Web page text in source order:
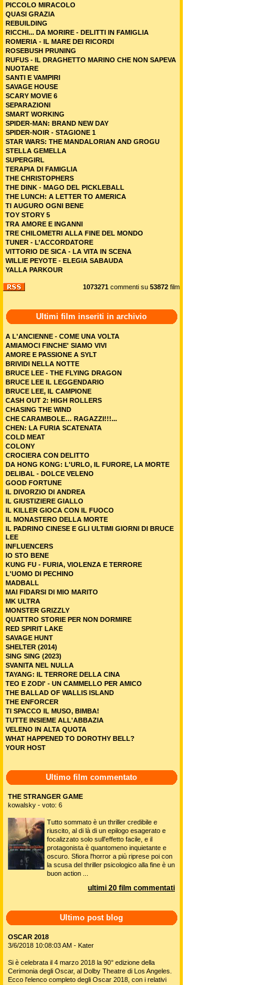
PICCOLO MIRACOLO
QUASI GRAZIA
REBUILDING
RICCHI... DA MORIRE - DELITTI IN FAMIGLIA
ROMERIA - IL MARE DEI RICORDI
ROSEBUSH PRUNING
RUFUS - IL DRAGHETTO MARINO CHE NON SAPEVA
NUOTARE
SANTI E VAMPIRI
SAVAGE HOUSE
SCARY MOVIE 6
SEPARAZIONI
SMART WORKING
SPIDER-MAN: BRAND NEW DAY
SPIDER-NOIR - STAGIONE 1
STAR WARS: THE MANDALORIAN AND GROGU
STELLA GEMELLA
SUPERGIRL
TERAPIA DI FAMIGLIA
THE CHRISTOPHERS
THE DINK - MAGO DEL PICKLEBALL
THE LUNCH: A LETTER TO AMERICA
TI AUGURO OGNI BENE
TOY STORY 5
TRA AMORE E INGANNI
TRE CHILOMETRI ALLA FINE DEL MONDO
TUNER - L’ACCORDATORE
VITTORIO DE SICA - LA VITA IN SCENA
WILLIE PEYOTE - ELEGIA SABAUDA
YALLA PARKOUR
1073271 commenti su 53872 film
Ultimi film inseriti in archivio
A L'ANCIENNE - COME UNA VOLTA
AMIAMOCI FINCHE' SIAMO VIVI
AMORE E PASSIONE A SYLT
BRIVIDI NELLA NOTTE
BRUCE LEE - THE FLYING DRAGON
BRUCE LEE IL LEGGENDARIO
BRUCE LEE, IL CAMPIONE
CASH OUT 2: HIGH ROLLERS
CHASING THE WIND
CHE CARAMBOLE… RAGAZZI!!!...
CHEN: LA FURIA SCATENATA
COLD MEAT
COLONY
CROCIERA CON DELITTO
DA HONG KONG: L'URLO, IL FURORE, LA MORTE
DELIBAL - DOLCE VELENO
GOOD FORTUNE
IL DIVORZIO DI ANDREA
IL GIUSTIZIERE GIALLO
IL KILLER GIOCA CON IL FUOCO
IL MONASTERO DELLA MORTE
IL PADRINO CINESE E GLI ULTIMI GIORNI DI BRUCE
LEE
INFLUENCERS
IO STO BENE
KUNG FU - FURIA, VIOLENZA E TERRORE
L'UOMO DI PECHINO
MADBALL
MAI FIDARSI DI MIO MARITO
MK ULTRA
MONSTER GRIZZLY
QUATTRO STORIE PER NON DORMIRE
RED SPIRIT LAKE
SAVAGE HUNT
SHELTER (2014)
SING SING (2023)
SVANITA NEL NULLA
TAYANG: IL TERRORE DELLA CINA
TEO E ZODI' - UN CAMMELLO PER AMICO
THE BALLAD OF WALLIS ISLAND
THE ENFORCER
TI SPACCO IL MUSO, BIMBA!
TUTTE INSIEME ALL'ABBAZIA
VELENO IN ALTA QUOTA
WHAT HAPPENED TO DOROTHY BELL?
YOUR HOST
Ultimo film commentato
THE STRANGER GAME
kowalsky - voto: 6
Tutto sommato è un thriller credibile e
riuscito, al di là di un epilogo esagerato e
focalizzato solo sull'effetto facile, e il
protagonista è quantomeno inquietante e
oscuro. Sfiora l'horror a più riprese poi con
la scusa del thriller psicologico alla fine è un
buon action ...
ultimi 20 film commentati
Ultimo post blog
OSCAR 2018
3/6/2018 10:08:03 AM - Kater
Si è celebrata il 4 marzo 2018 la 90° edizione della
Cerimonia degli Oscar, al Dolby Theatre di Los Angeles.
Ecco l'elenco completo degli Oscar 2018, con i relativi